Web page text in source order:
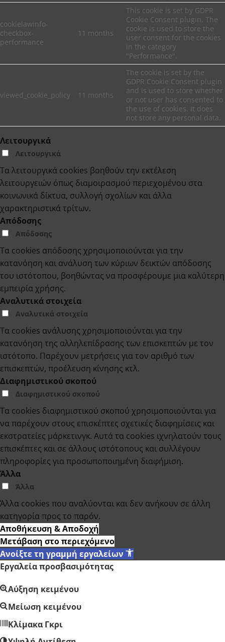
cookielawinfo-
checkbox-
performance
11 months
This cookie is set by GDPR
Cookie Consent plugin. The
cookie is used to store the
user consent for the cookies
in the category
"Performance".
viewed_cookie_policy 11 months
The cookie is set by the
GDPR Cookie Consent plugin
and is used to store whether
or not user has consented to
the use of cookies. It does
not store any personal data.
Λειτουργικά
Λειτουργικά
Τα λειτουργικά cookies βοηθούν την εκτέλεση
λειτουργειών όπως διαμοιρασμού περιεχομένου στα
κοινωνικά δίκτυα, συλλογή σχολίων και άλλα
χαρακτηριστικά τρίτων.
Απόδοσης
Απόδοσης
Τα cookies απόδοσης χρησιμοποιούνται για την
κατανόηση και ανάλυση των κύριων δεικτών απόδοσης
του ιστότοπου, βοηθώντας να προσφέρουμε μια καλύτερη
εμπειρία χρήσης.
Αναλυτικά στοιχεία
Αναλυτικά στοιχεία
Τα cookies ανάλυσης χρησιμοποιούνται για την
κατανόηση της αλληλεπίδρασης των επισκεπτών με τον
ιστότοπο. Παρέχουν μετρήσεις για τον αριθμό των
επισκεπτών, προέλευση κίνησης κτλ.
Διαφημιστικού σκοπού
Διαφημιστικού σκοπού
Τα cookies διαφημιστικού σκοπού χρησιμοποιούνται για
να παρέχουν στους επισκέπτες σχετικές διαφημίσεις και
εκστρατείες μάρκετινγκ. Αυτά τα cookies ιχνηλατούν τους
επισκέπτες και σε άλλους ιστότοπους και συλλέγουν
πληροφορίες για προσωποποιημένη διαφήμιση.
Άλλα
Άλλα
Άλλα cookies που αναλύονται και δεν ανήκουν σε άλλη
κατηγορία προς το παρόν.
Αποθήκευση & Αποδοχή
Μετάβαση στο περιεχόμενο
Ανοίξτε τη γραμμή εργαλείων
Εργαλεία προσβασιμότητας
Αύξηση κειμένου
Μείωση κειμένου
Κλίμακα Γκρι